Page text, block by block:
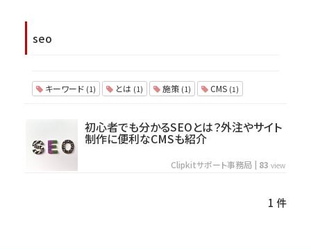
seo
キーワード (1) とは (1) 施策 (1) CMS (1)
初心者でも分かるSEOとは？外注やサイト
制作に便利なCMSも紹介
Clipkitサポート事務局 | 83 view
1 件